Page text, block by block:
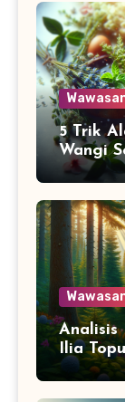
5 Trik
Wangi
Analisis
Ilia